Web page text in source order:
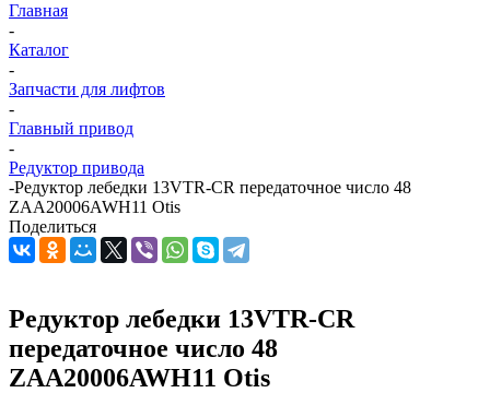
Главная
-
Каталог
-
Запчасти для лифтов
-
Главный привод
-
Редуктор привода
-Редуктор лебедки 13VTR-CR передаточное число 48
ZAA20006AWH11 Otis
Поделиться
Редуктор лебедки 13VTR-CR
передаточное число 48
ZAA20006AWH11 Otis